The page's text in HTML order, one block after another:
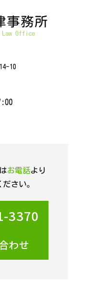
10
お電話より
さい。
3370
わせ